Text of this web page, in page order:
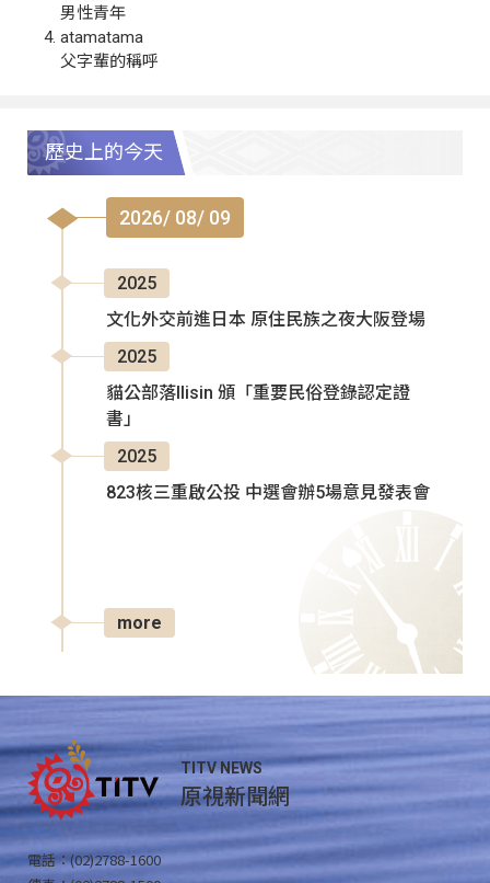
男性青年
atamatama
父字輩的稱呼
歷史上的今天
2026/ 08/ 09
2025
文化外交前進日本 原住民族之夜大阪登場
2025
貓公部落Ilisin 頒「重要民俗登錄認定證
書」
2025
823核三重啟公投 中選會辦5場意見發表會
more
TITV NEWS
原視新聞網
電話：(02)2788-1600